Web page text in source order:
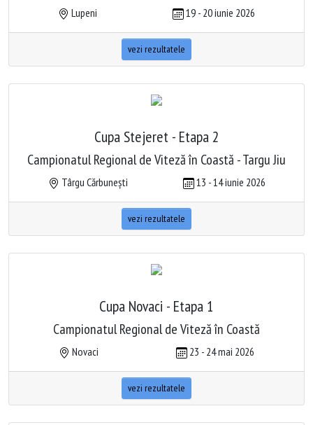
Lupeni 19 - 20 iunie 2026
vezi rezultatele
Cupa Stejeret - Etapa 2
Campionatul Regional de Viteză în Coastă - Targu Jiu
Târgu Cărbunești 13 - 14 iunie 2026
vezi rezultatele
Cupa Novaci - Etapa 1
Campionatul Regional de Viteză în Coastă
Novaci 23 - 24 mai 2026
vezi rezultatele